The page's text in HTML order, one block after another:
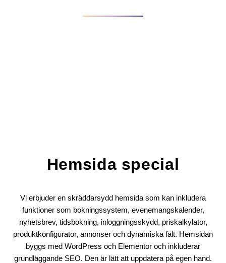
Hemsida special
Vi erbjuder en skräddarsydd hemsida som kan inkludera
funktioner som bokningssystem, evenemangskalender,
nyhetsbrev, tidsbokning, inloggningsskydd, priskalkylator,
produktkonfigurator, annonser och dynamiska fält. Hemsidan
byggs med WordPress och Elementor och inkluderar
grundläggande SEO. Den är lätt att uppdatera på egen hand.